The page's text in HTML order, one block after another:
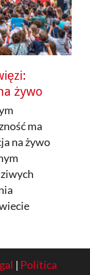
żywo
ma
na żywo
| Política